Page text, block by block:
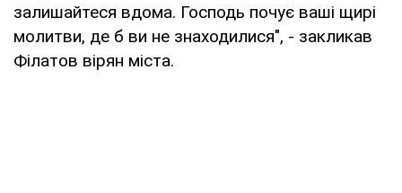
залишайтеся вдома. Господь почує ваші щирі
молитви, де б ви не знаходилися", - закликав
Філатов вірян міста.